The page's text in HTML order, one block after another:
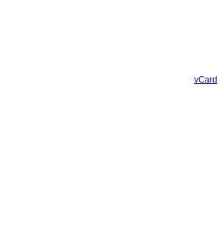
vCard